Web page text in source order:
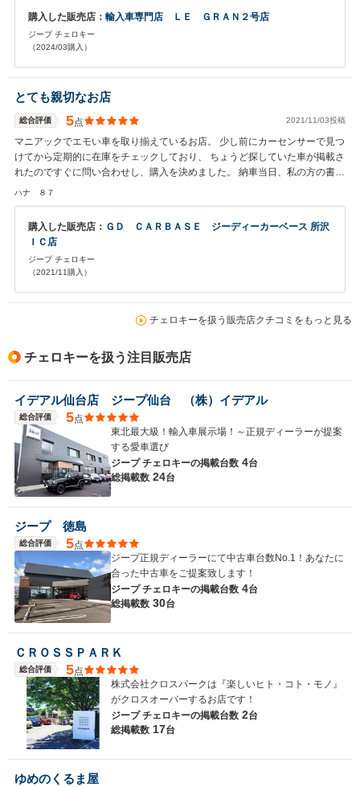
購入した販売店： 輸入車専門店 ＬＥ ＧＲＡＮ２号店
ジープ チェロキー
（2024/03購入）
とても親切なお店
総合評価 5点 2021/11/03投稿
マニアックでエモい車を取り揃えているお店。 少し前にカーセンサーで見つ
けてから定期的に在庫をチェックしており、 ちょうど探していた車が掲載さ
れたのですぐに問い合わせし、購入を決めました。 納車当日、私の方の書類
ミスにより名義変更ができないというトラブルが発生しましたが、迅速な対
す！
ハナ ８７
購入した販売店： ＧＤ ＣＡＲＢＡＳＥ ジーディーカーベース 所沢
ＩＣ店
ジープ チェロキー
（2021/11購入）
チェロキーを扱う販売店クチコミをもっと見る
チェロキーを扱う注目販売店
イデアル仙台店 ジープ仙台 （株）イデアル
総合評価 5点
東北最大級！輸入車展示場！～正規ディーラーが提案
する愛車選び
ジープ チェロキーの掲載台数 4台
総掲載数 24台
ジープ 徳島
総合評価 5点
ジープ正規ディーラーにて中古車台数No.1！あなたに
合った中古車をご提案致します！
ジープ チェロキーの掲載台数 4台
総掲載数 30台
ＣＲＯＳＳＰＡＲＫ
総合評価 5点
株式会社クロスパークは『楽しいヒト・コト・モノ』
がクロスオーバーするお店です！
ジープ チェロキーの掲載台数 2台
総掲載数 17台
ゆめのくるま屋